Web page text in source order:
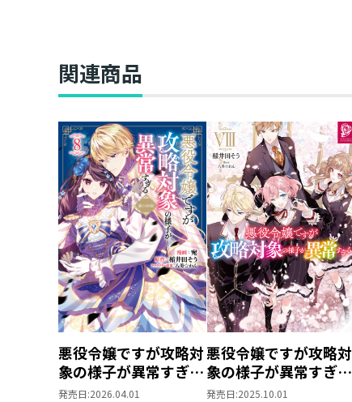
関連商品
悪役令嬢ですが攻略対
象の様子が異常すぎる
@COMIC 第8巻
発売日:2026.04.01
悪役令嬢ですが攻略対
象の様子が異常すぎる
8
発売日:2025.10.01